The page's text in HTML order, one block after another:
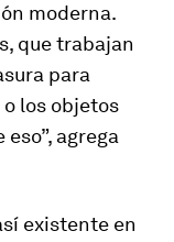
moderna.
que trabajan
para
los objetos
agrega
existente en